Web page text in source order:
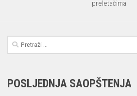
preletačima
Pretraga:
POSLJEDNJA SAOPŠTENJA